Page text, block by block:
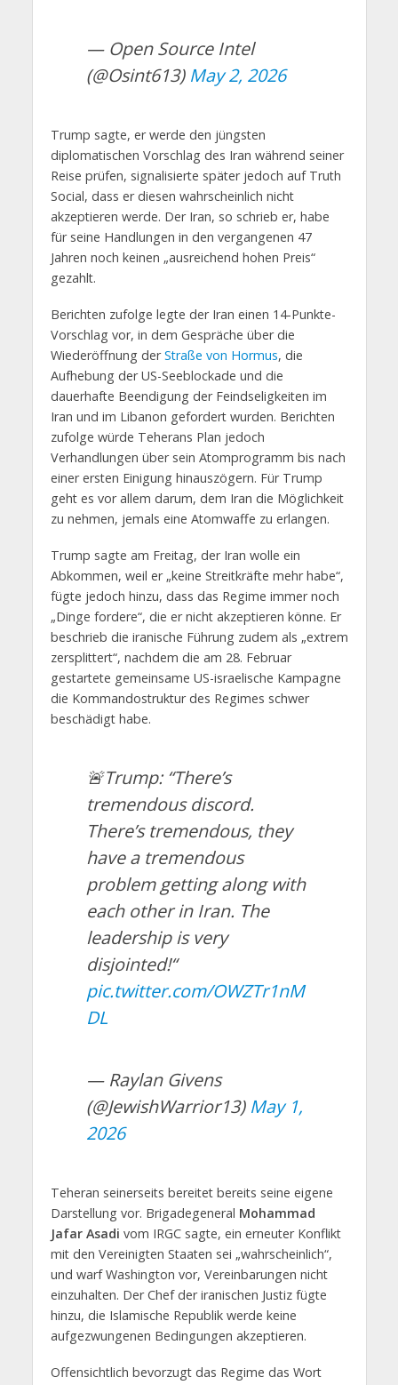
— Open Source Intel
(@Osint613) May 2, 2026
Trump sagte, er werde den jüngsten
diplomatischen Vorschlag des Iran während seiner
Reise prüfen, signalisierte später jedoch auf Truth
Social, dass er diesen wahrscheinlich nicht
akzeptieren werde. Der Iran, so schrieb er, habe
für seine Handlungen in den vergangenen 47
Jahren noch keinen „ausreichend hohen Preis“
gezahlt.
Berichten zufolge legte der Iran einen 14-Punkte-
Vorschlag vor, in dem Gespräche über die
Wiederöffnung derStraße von Hormus, die
Aufhebung der US-Seeblockade und die
dauerhafte Beendigung der Feindseligkeiten im
Iran und im Libanon gefordert wurden. Berichten
zufolge würde Teherans Plan jedoch
Verhandlungen über sein Atomprogramm bis nach
einer ersten Einigung hinauszögern. Für Trump
geht es vor allem darum, dem Iran die Möglichkeit
zu nehmen, jemals eine Atomwaffe zu erlangen.
Trump sagte am Freitag, der Iran wolle ein
Abkommen, weil er „keine Streitkräfte mehr habe“,
fügte jedoch hinzu, dass das Regime immer noch
„Dinge fordere“, die er nicht akzeptieren könne. Er
beschrieb die iranische Führung zudem als „extrem
zersplittert“, nachdem die am 28. Februar
gestartete gemeinsame US-israelische Kampagne
die Kommandostruktur des Regimes schwer
beschädigt habe.
🚨Trump: “There’s
tremendous discord.
There’s tremendous, they
have a tremendous
problem getting along with
each other in Iran. The
leadership is very
disjointed!“
pic.twitter.com/OWZTr1nM
DL
— Raylan Givens
(@JewishWarrior13) May 1,
2026
Teheran seinerseits bereitet bereits seine eigene
Darstellung vor. Brigadegeneral Mohammad
Jafar Asadi vom IRGC sagte, ein erneuter Konflikt
mit den Vereinigten Staaten sei „wahrscheinlich“,
und warf Washington vor, Vereinbarungen nicht
einzuhalten. Der Chef der iranischen Justiz fügte
hinzu, die Islamische Republik werde keine
aufgezwungenen Bedingungen akzeptieren.
Offensichtlich bevorzugt das Regime das Wort